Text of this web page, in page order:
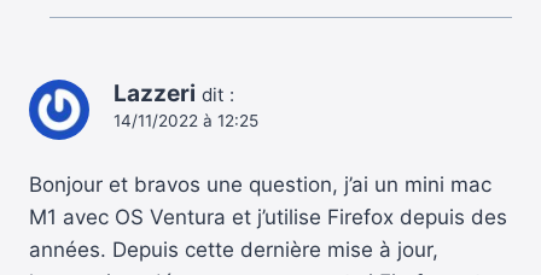
Lazzeri dit :
14/11/2022 à 12:25
Bonjour et bravos une question, j’ai un mini mac
M1 avec OS Ventura et j’utilise Firefox depuis des
années. Depuis cette dernière mise à jour,